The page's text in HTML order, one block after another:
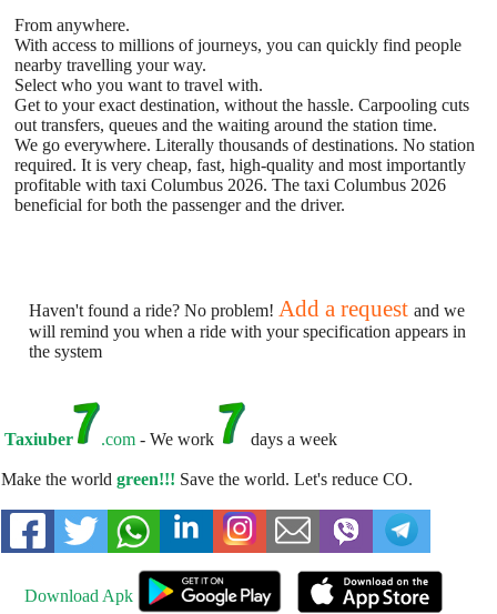
From anywhere.
With access to millions of journeys, you can quickly find people
nearby travelling your way.
Select who you want to travel with.
Get to your exact destination, without the hassle. Carpooling cuts
out transfers, queues and the waiting around the station time.
We go everywhere. Literally thousands of destinations. No station
required. It is very cheap, fast, high-quality and most importantly
profitable with taxi Columbus 2026. The taxi Columbus 2026
beneficial for both the passenger and the driver.
Haven't found a ride? No problem! Add a request and we
will remind you when a ride with your specification appears in
the system
Taxiuber .com - We work days a week
Make the world green!!! Save the world. Let's reduce CO.
Download Apk